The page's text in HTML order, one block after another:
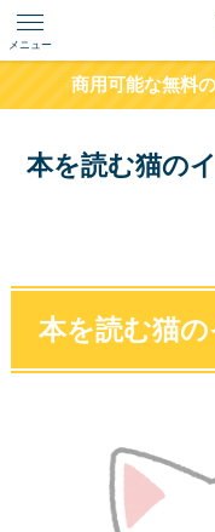
メニュー
商用可能な無料
本を読む猫の
本を読む猫の